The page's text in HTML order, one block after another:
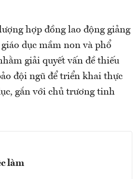
hợp đồng lao động giảng
giáo dục mầm non và phổ
giải quyết vấn đề thiếu
đội ngũ để triển khai thực
gắn với chủ trương tinh
làm